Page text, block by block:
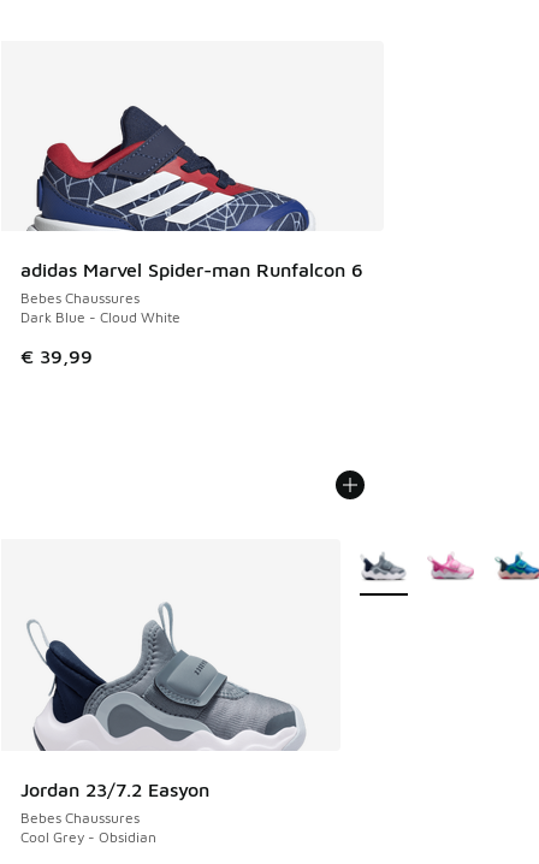
adidas Marvel Spider-man Runfalcon 6
Bebes Chaussures
Dark Blue - Cloud White
€ 39,99
Jordan 23/7.2 Easyon
Bebes Chaussures
Cool Grey - Obsidian
Plus de couleurs